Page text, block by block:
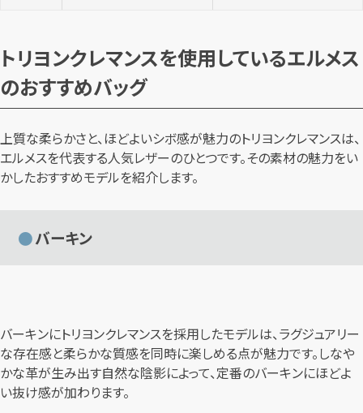
トリヨンクレマンスを使用しているエルメス
のおすすめバッグ
上質な柔らかさと、ほどよいシボ感が魅力のトリヨンクレマンスは、
エルメスを代表する人気レザーのひとつです。その素材の魅力をい
かしたおすすめモデルを紹介します。
バーキン
バーキンにトリヨンクレマンスを採用したモデルは、ラグジュアリー
な存在感と柔らかな質感を同時に楽しめる点が魅力です。しなや
かな革が生み出す自然な陰影によって、定番のバーキンにほどよ
い抜け感が加わります。